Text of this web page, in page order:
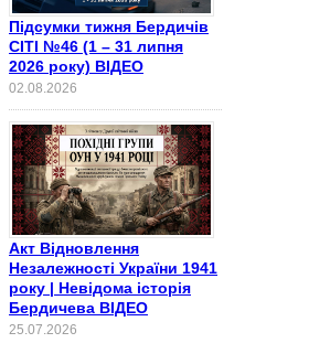
Підсумки тижня Бердичів
СІТІ №46 (1 – 31 липня
2026 року) ВІДЕО
02.08.2026
Акт Відновлення
Незалежності України 1941
року | Невідома історія
Бердичева ВІДЕО
25.07.2026